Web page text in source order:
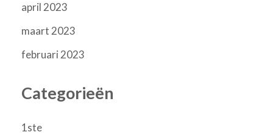
april 2023
maart 2023
februari 2023
Categorieën
1ste